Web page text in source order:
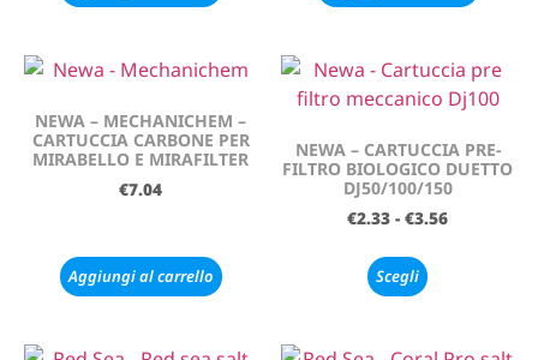
NEWA – MECHANICHEM –
CARTUCCIA CARBONE PER
MIRABELLO E MIRAFILTER
€7.04
Aggiungi al carrello
NEWA – CARTUCCIA PRE-
FILTRO BIOLOGICO DUETTO
DJ50/100/150
€2.33 - €3.56
Scegli